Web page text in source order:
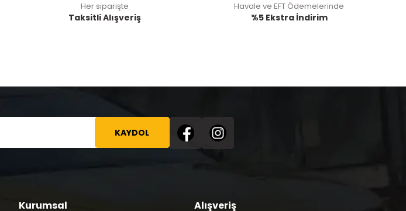
Her siparişte
Taksitli Alışveriş
Havale ve EFT Ödemelerinde
%5 Ekstra İndirim
KAYDOL
Kurumsal Alışveriş